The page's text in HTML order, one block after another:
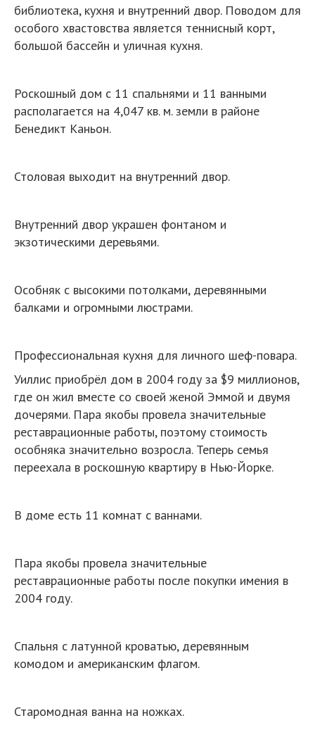
библиотека, кухня и внутренний двор. Поводом для
особого хвастовства является теннисный корт,
большой бассейн и уличная кухня.
Роскошный дом с 11 спальнями и 11 ванными
располагается на 4,047 кв. м. земли в районе
Бенедикт Каньон.
Столовая выходит на внутренний двор.
Внутренний двор украшен фонтаном и
экзотическими деревьями.
Особняк с высокими потолками, деревянными
балками и огромными люстрами.
Профессиональная кухня для личного шеф-повара.
Уиллис приобрёл дом в 2004 году за $9 миллионов,
где он жил вместе со своей женой Эммой и двумя
дочерями. Пара якобы провела значительные
реставрационные работы, поэтому стоимость
особняка значительно возросла. Теперь семья
переехала в роскошную квартиру в Нью-Йорке.
В доме есть 11 комнат с ваннами.
Пара якобы провела значительные
реставрационные работы после покупки имения в
2004 году.
Спальня с латунной кроватью, деревянным
комодом и американским флагом.
Старомодная ванна на ножках.